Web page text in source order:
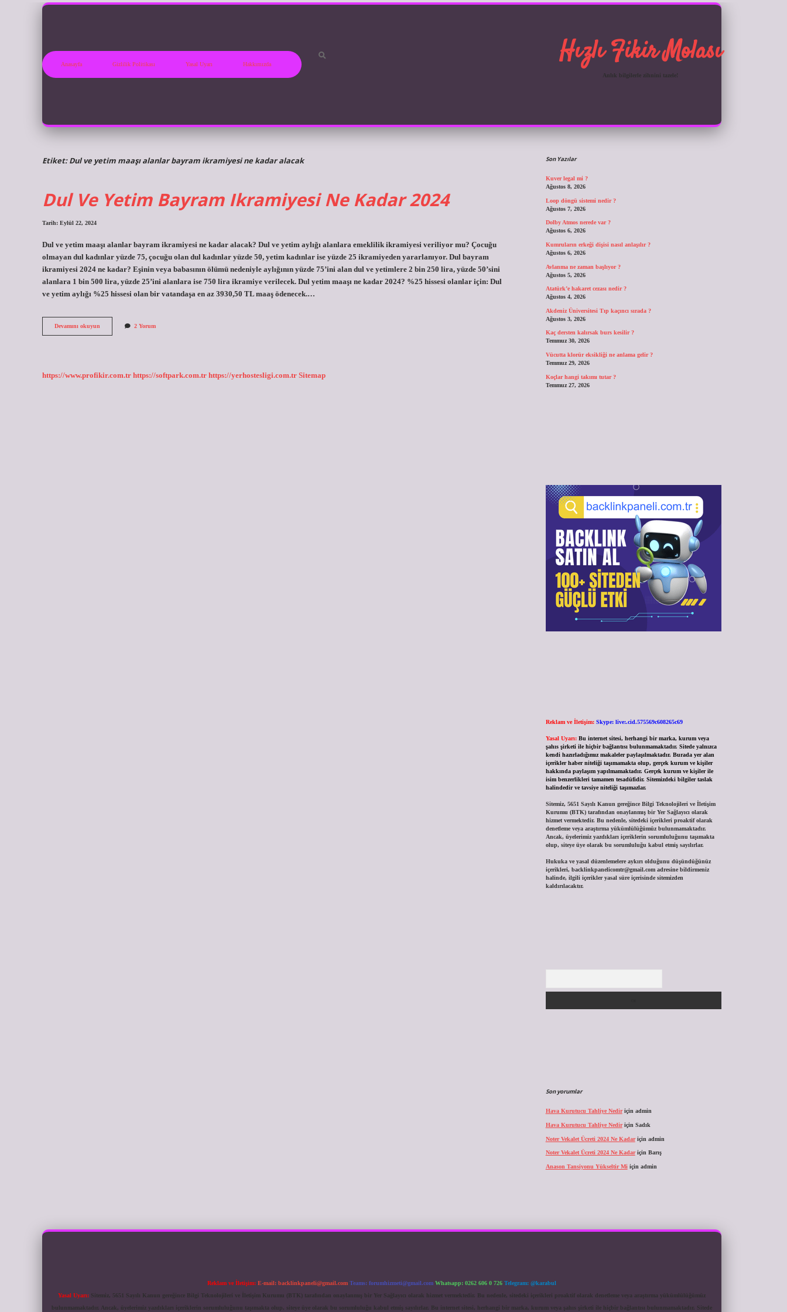
Anasayfa Gizlilik Politikası Yasal Uyarı Hakkımızda Hızlı Fikir Molası
Anlık bilgilerle zihnini tazele!
Etiket:Dul ve yetim maaşı alanlar bayram ikramiyesi ne kadar alacak
Dul Ve Yetim Bayram Ikramiyesi Ne Kadar 2024
Tarih: Eylül 22, 2024
Dul ve yetim maaşı alanlar bayram ikramiyesi ne kadar alacak? Dul ve yetim aylığı alanlara emeklilik ikramiyesi veriliyor mu? Çocuğu
olmayan dul kadınlar yüzde 75, çocuğu olan dul kadınlar yüzde 50, yetim kadınlar ise yüzde 25 ikramiyeden yararlanıyor. Dul bayram
ikramiyesi 2024 ne kadar? Eşinin veya babasının ölümü nedeniyle aylığının yüzde 75’ini alan dul ve yetimlere 2 bin 250 lira, yüzde 50’sini
alanlara 1 bin 500 lira, yüzde 25’ini alanlara ise 750 lira ikramiye verilecek. Dul yetim maaşı ne kadar 2024? %25 hissesi olanlar için: Dul
ve yetim aylığı %25 hissesi olan bir vatandaşa en az 3930,50 TL maaş ödenecek.…
Devamını okuyun
Ve
Kadar
2 Yorum
https://www.profikir.com.tr https://softpark.com.tr https://yerhostesligi.com.tr Sitemap
Sidebar
Son Yazılar
Kuver legal mi ?
Ağustos 8, 2026
Loop döngü sistemi nedir ?
Ağustos 7, 2026
Dolby Atmos nerede var ?
Ağustos 6, 2026
Kumruların erkeği dişisi nasıl anlaşılır ?
Ağustos 6, 2026
Avlanma ne zaman başlıyor ?
Ağustos 5, 2026
Atatürk’e hakaret cezası nedir ?
Ağustos 4, 2026
Akdeniz Üniversitesi Tıp kaçıncı sırada ?
Ağustos 3, 2026
Kaç dersten kalırsak burs kesilir ?
Temmuz 30, 2026
Vücutta klorür eksikliği ne anlama gelir ?
Temmuz 29, 2026
Koçlar hangi takımı tutar ?
Temmuz 27, 2026
Reklam ve İletişim: Skype: live:.cid.575569c608265c69
Yasal Uyarı: Bu internet sitesi, herhangi bir marka, kurum veya
şahıs şirketi ile hiçbir bağlantısı bulunmamaktadır. Sitede yalnızca
kendi hazırladığımız makaleler paylaşılmaktadır. Burada yer alan
içerikler haber niteliği taşımamakta olup, gerçek kurum ve kişiler
hakkında paylaşım yapılmamaktadır. Gerçek kurum ve kişiler ile
isim benzerlikleri tamamen tesadüfidir. Sitemizdeki bilgiler taslak
halindedir ve tavsiye niteliği taşımazlar.
Sitemiz, 5651 Sayılı Kanun gereğince Bilgi Teknolojileri ve İletişim
Kurumu (BTK) tarafından onaylanmış bir Yer Sağlayıcı olarak
hizmet vermektedir. Bu nedenle, sitedeki içerikleri proaktif olarak
denetleme veya araştırma yükümlülüğümüz bulunmamaktadır.
Ancak, üyelerimiz yazdıkları içeriklerin sorumluluğunu taşımakta
olup, siteye üye olarak bu sorumluluğu kabul etmiş sayılırlar.
Hukuka ve yasal düzenlemelere aykırı olduğunu düşündüğünüz
içerikleri, backlinkpanelicomtr@gmail.comadresine bildirmeniz
halinde, ilgili içerikler yasal süre içerisinde sitemizden
kaldırılacaktır.
Son yorumlar
Hava Kurutucu Tahliye Nediriçin admin
Hava Kurutucu Tahliye Nediriçin Sadık
Noter Vekalet Ücreti 2024 Ne Kadariçin admin
Noter Vekalet Ücreti 2024 Ne Kadariçin Barış
Anason Tansiyonu Yükseltir Mi için admin
Reklam ve İletişim: E-mail: backlinkpaneli@gmail.com Teams: forumhizmeti@gmail.com Whatsapp: 0262 606 0 726 Telegram: @karabul
Yasal Uyarı: Sitemiz, 5651 Sayılı Kanun gereğince Bilgi Teknolojileri ve İletişim Kurumu (BTK) tarafından onaylanmış bir Yer Sağlayıcı olarak hizmet vermektedir. Bu nedenle, sitedeki içerikleri proaktif olarak denetleme veya araştırma yükümlülüğümüz
bulunmamaktadır. Ancak, üyelerimiz yazdıkları içeriklerin sorumluluğunu taşımakta olup, siteye üye olarak bu sorumluluğu kabul etmiş sayılırlar. Bu internet sitesi, herhangi bir marka, kurum veya şahıs şirketi ile hiçbir bağlantısı bulunmamaktadır. Sitede